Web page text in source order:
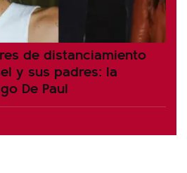
de distanciamiento
y sus padres: la
De Paul